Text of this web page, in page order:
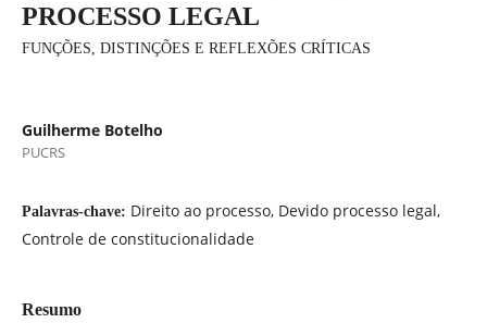
PROCESSO LEGAL
FUNÇÕES, DISTINÇÕES E REFLEXÕES CRÍTICAS
Guilherme Botelho
PUCRS
Palavras-chave: Direito ao processo, Devido processo legal,
Controle de constitucionalidade
Resumo